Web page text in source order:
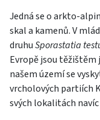
Jedná se o arkto-
skal a kamenů. V
druhuSporastatia
Evropě jsou těžištěm
našem území se
vrcholových partiích
svých lokalitách